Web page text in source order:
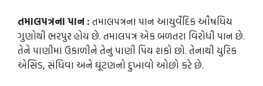
તમાલપત્રના પાન : તમાલપત્રના પાન આયુર્વેદિક ઔષધિય
ગુણોથી ભરપુર હોય છે. તમાલપત્ર એક બળતરા વિરોધી પાન છે.
તેને પાણીમાં ઉકાળીને તેનું પાણી પિય શકો છો. તેનાથી યુરિક
એસિડ, સંધિવા અને ઘૂંટણનો દુખાવો ઓછો કરે છે.